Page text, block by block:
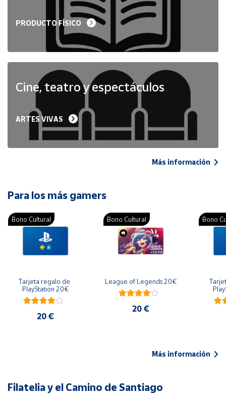
PRODUCTO FÍSICO
Cine, teatro y espectáculos
ARTES VIVAS
Más información
Para los más gamers
Bono Cultural
Tarjeta regalo de
PlayStation 20€
20 €
Bono Cultural
League of Legends 20€
20 €
Bono
Más información
Filatelia y el Camino de Santiago